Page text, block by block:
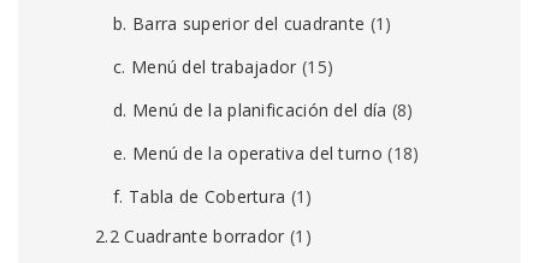
b. Barra superior del cuadrante (1)
c. Menú del trabajador (15)
d. Menú de la planificación del día (8)
e. Menú de la operativa del turno (18)
f. Tabla de Cobertura (1)
2.2 Cuadrante borrador (1)